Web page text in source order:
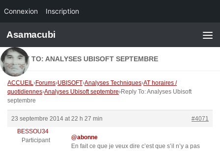
Connexion Inscription
Skip to content
Asamacubi
REPLY TO: ANALYSES UBISOFT SEPTEMBRE
ACCUEIL›Forums›UBISOFT›Analyses Techniques›AT horaires /
quotidiennes›Analyses Ubisoft septembre›Reply To: Analyses Ubisoft
septembre
23 septembre 2014 at 22 h 27 min
#4071
BESSOU34
Participant
@abonne
En fait ce que je veux dire c’est que s’il n’y a pas